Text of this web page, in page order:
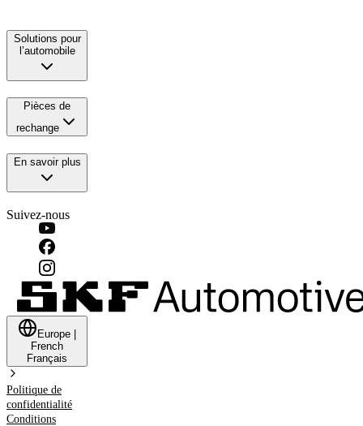
Solutions pour
l’automobile
Pièces de
rechange
En savoir plus
Suivez-nous
Europe
French
Français
Politique de
confidentialité
Conditions